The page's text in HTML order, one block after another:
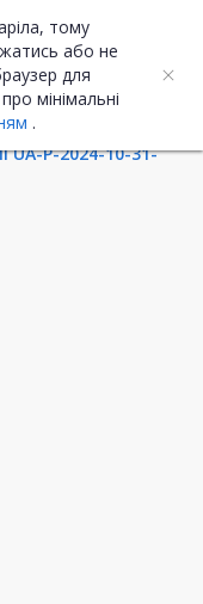
тому
або не
для
мінімальні
.
ENG
UA-P-2024-10-31-